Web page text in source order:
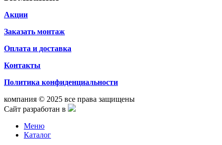
Акции
Заказать монтаж
Оплата и доставка
Контакты
Политика конфиденциальности
компания © 2025 все права защищены
Сайт разработан в
Меню
Каталог